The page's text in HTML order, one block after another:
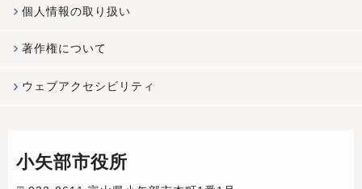
個人情報の取り扱い
著作権について
ウェブアクセシビリティ
小矢部市役所